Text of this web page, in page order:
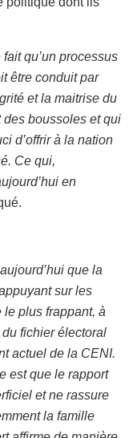
qu’un processus
être conduit par
et la maitrise du
boussoles et qui
d’offrir à la nation
Ce qui,
en
que la
sur les
le plus frappant, à
fichier électoral
actuel de la CENI.
est que le rapport
et ne rassure
la famille